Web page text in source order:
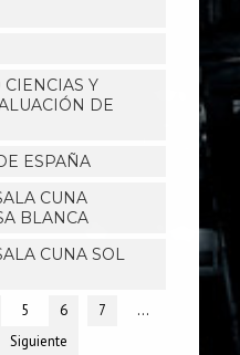
Y
DE
ESPAÑA
CUNA
BLANCA
CUNA SOL
5 6 7
…
Siguiente